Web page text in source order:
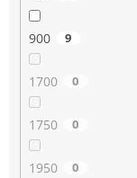
900 9
1700 0
1750 0
1950 0